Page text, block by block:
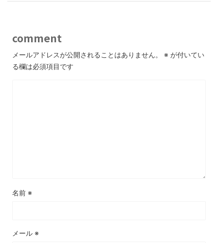
comment
メールアドレスが公開されることはありません。 ※ が付いてい
る欄は必須項目です
名前 ※
メール ※